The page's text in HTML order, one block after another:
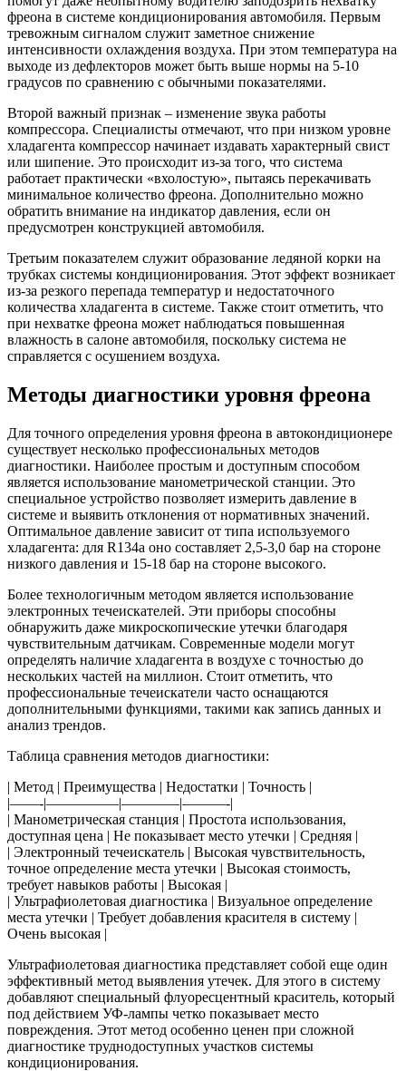
фреона в системе кондиционирования автомобиля. Первым
тревожным сигналом служит заметное снижение
интенсивности охлаждения воздуха. При этом температура на
выходе из дефлекторов может быть выше нормы на 5-10
градусов по сравнению с обычными показателями.
Второй важный признак – изменение звука работы
компрессора. Специалисты отмечают, что при низком уровне
хладагента компрессор начинает издавать характерный свист
или шипение. Это происходит из-за того, что система
работает практически «вхолостую», пытаясь перекачивать
минимальное количество фреона. Дополнительно можно
обратить внимание на индикатор давления, если он
предусмотрен конструкцией автомобиля.
Третьим показателем служит образование ледяной корки на
трубках системы кондиционирования. Этот эффект возникает
из-за резкого перепада температур и недостаточного
количества хладагента в системе. Также стоит отметить, что
при нехватке фреона может наблюдаться повышенная
влажность в салоне автомобиля, поскольку система не
справляется с осушением воздуха.
Методы диагностики уровня фреона
Для точного определения уровня фреона в автокондиционере
существует несколько профессиональных методов
диагностики. Наиболее простым и доступным способом
является использование манометрической станции. Это
специальное устройство позволяет измерить давление в
системе и выявить отклонения от нормативных значений.
Оптимальное давление зависит от типа используемого
хладагента: для R134a оно составляет 2,5-3,0 бар на стороне
низкого давления и 15-18 бар на стороне высокого.
Более технологичным методом является использование
электронных течеискателей. Эти приборы способны
обнаружить даже микроскопические утечки благодаря
чувствительным датчикам. Современные модели могут
определять наличие хладагента в воздухе с точностью до
нескольких частей на миллион. Стоит отметить, что
профессиональные течеискатели часто оснащаются
дополнительными функциями, такими как запись данных и
анализ трендов.
Таблица сравнения методов диагностики:
| Метод | Преимущества | Недостатки | Точность |
|——-|—————|————|———-|
| Манометрическая станция | Простота использования,
доступная цена | Не показывает место утечки | Средняя |
| Электронный течеискатель | Высокая чувствительность,
точное определение места утечки | Высокая стоимость,
требует навыков работы | Высокая |
| Ультрафиолетовая диагностика | Визуальное определение
места утечки | Требует добавления красителя в систему |
Очень высокая |
Ультрафиолетовая диагностика представляет собой еще один
эффективный метод выявления утечек. Для этого в систему
добавляют специальный флуоресцентный краситель, который
под действием УФ-лампы четко показывает место
повреждения. Этот метод особенно ценен при сложной
диагностике труднодоступных участков системы
кондиционирования.